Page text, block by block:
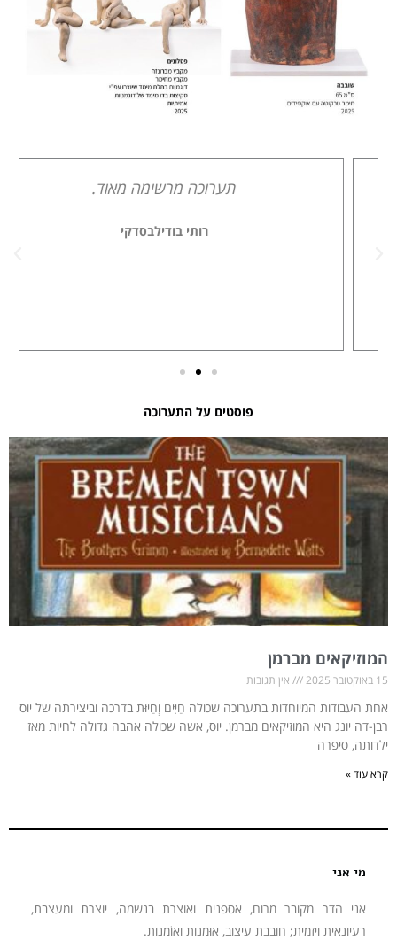
תערוכה מרשימה מאוד.
רותי בודילבסדקי
פוסטים על התערוכה
המוזיקאים מברמן
15 באוקטובר 2025 אין תגובות
אחת העבודות המיוחדות בתערוכה שכולה חַיִּים וְחַיּוּת בדרכה וביצירתה של יוס
רבן-דה יונג היא המוזיקאים מברמן. יוס, אשה שכולה אהבה גדולה לחיות מאז
ילדותה, סיפרה
קרא עוד »
מי אני
אני הדר מקובר מרום, אספנית ואוצרת בנשמה, יוצרת ומעצבת,
רעיונאית ויזמית; חובבת עיצוב, אוּמנות ואוֹמנות.